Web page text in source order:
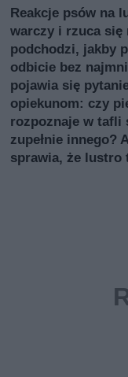
Reakcje psów na
warczy i rzuca
podchodzi, jakby
odbicie bez
pojawia się
opiekunom: czy
rozpoznaje w
zupełnie innego?
sprawia, że lustro